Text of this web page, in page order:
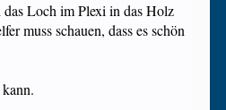
das Loch im Plexi in das Holz
muss schauen, dass es schön